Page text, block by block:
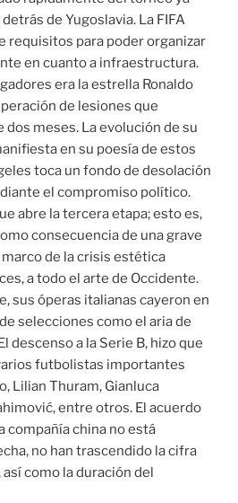
de Yugoslavia. La FIFA
requisitos para poder organizar
en cuanto a infraestructura.
era la estrella Ronaldo
de lesiones que
dos meses. La evolución de su
en su poesía de estos
toca un fondo de desolación
el compromiso político.
abre la tercera etapa; esto es,
consecuencia de una grave
de la crisis estética
a todo el arte de Occidente.
sus óperas italianas cayeron en
selecciones como el aria de
descenso a la Serie B, hizo que
futbolistas importantes
Lilian Thuram, Gianluca
entre otros. El acuerdo
compañía china no está
no han trascendido la cifra
como la duración del